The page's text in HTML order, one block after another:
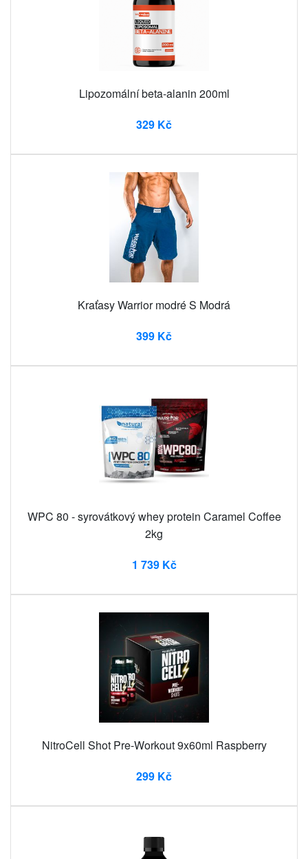
Lipozomální beta-alanin 200ml
329 Kč
Kraťasy Warrior modré S Modrá
399 Kč
WPC 80 - syrovátkový whey protein Caramel Coffee
2kg
1 739 Kč
NitroCell Shot Pre-Workout 9x60ml Raspberry
299 Kč